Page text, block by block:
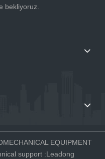
bekliyoruz.
EQUIPMENT
support :Leadong